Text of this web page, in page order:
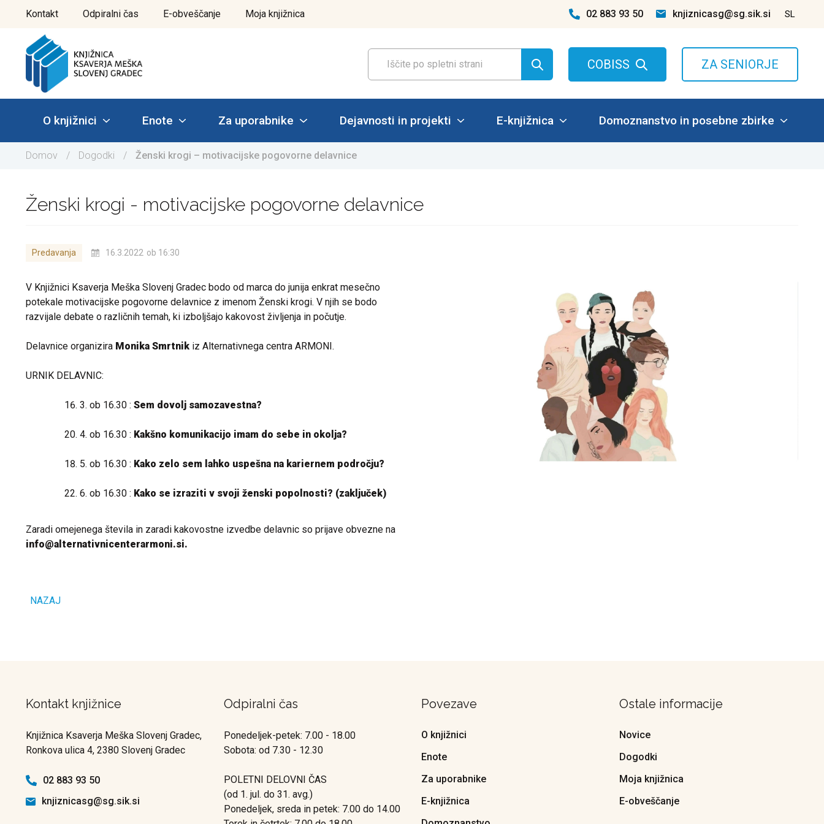
Kontakt Odpiralni čas E-obveščanje Moja knjižnica 02 883 93 50 knjiznicasg@sg.sik.si SL
COBISS ZA SENIORJE
O knjižnici Enote Za uporabnike Dejavnosti in projekti E-knjižnica Domoznanstvo in posebne zbirke
Domov / Dogodki / Ženski krogi – motivacijske pogovorne delavnice
Ženski krogi - motivacijske pogovorne delavnice
Predavanja 16.3.2022 ob 16:30
V Knjižnici Ksaverja Meška Slovenj Gradec bodo od marca do junija enkrat mesečno
potekale motivacijske pogovorne delavnice z imenom Ženski krogi. V njih se bodo
razvijale debate o različnih temah, ki izboljšajo kakovost življenja in počutje.
Delavnice organizira Monika Smrtnik iz Alternativnega centra ARMONI.
URNIK DELAVNIC:
3. ob 16.30 : Sem dovolj samozavestna?
4. ob 16.30 : Kakšno komunikacijo imam do sebe in okolja?
5. ob 16.30 : Kako zelo sem lahko uspešna na kariernem področju?
6. ob 16.30 : Kako se izraziti v svoji ženski popolnosti? (zaključek)
Zaradi omejenega števila in zaradi kakovostne izvedbe delavnic so prijave obvezne na
info@alternativnicenterarmoni.si.
NAZAJ
Kontakt knjižnice
Knjižnica Ksaverja Meška Slovenj Gradec,
Ronkova ulica 4, 2380 Slovenj Gradec
02 883 93 50
knjiznicasg@sg.sik.si
Odpiralni čas
Ponedeljek-petek: 7.00 - 18.00
Sobota: od 7.30 - 12.30
POLETNI DELOVNI ČAS
(od 1. jul. do 31. avg.)
Ponedeljek, sreda in petek: 7.00 do 14.00
Povezave
O knjižnici
Enote
Za uporabnike
E-knjižnica
Ostale informacije
Novice
Dogodki
Moja knjižnica
E-obveščanje